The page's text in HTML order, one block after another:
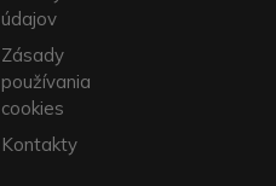
údajov
Zásady
používania
cookies
Kontakty